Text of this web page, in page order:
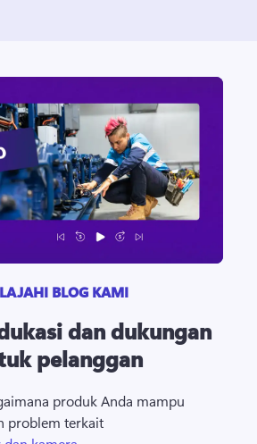
BLOG KAMI
dan dukungan
pelanggan
produk Anda mampu
problem terkait